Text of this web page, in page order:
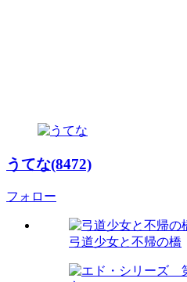
うてな(8472)
フォロー
弓道少女と不帰の橋